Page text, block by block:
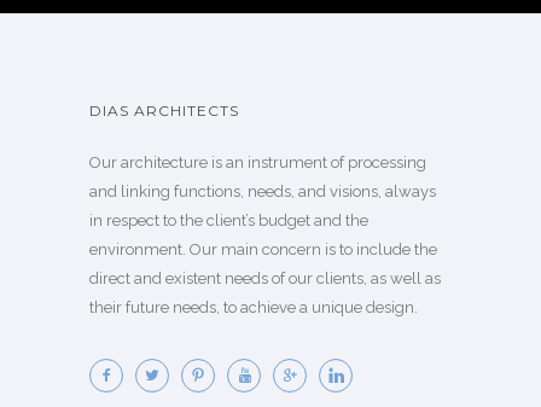
DIAS ARCHITECTS
Our architecture is an instrument of processing
and linking functions, needs, and visions, always
in respect to the client’s budget and the
environment. Our main concern is to include the
direct and existent needs of our clients, as well as
their future needs, to achieve a unique design.